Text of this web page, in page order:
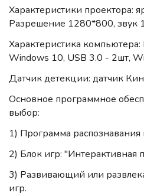
Характеристики проектора:
Разрешение 1280*800, звук
Характеристика
Windows 10, USB 3.0 - 2шт,
Датчик детекции: датчик
Основное программное
выбор:
1) Программа распознавания
2) Блок игр: "Интерактивная
3) Развивающий или
игр.